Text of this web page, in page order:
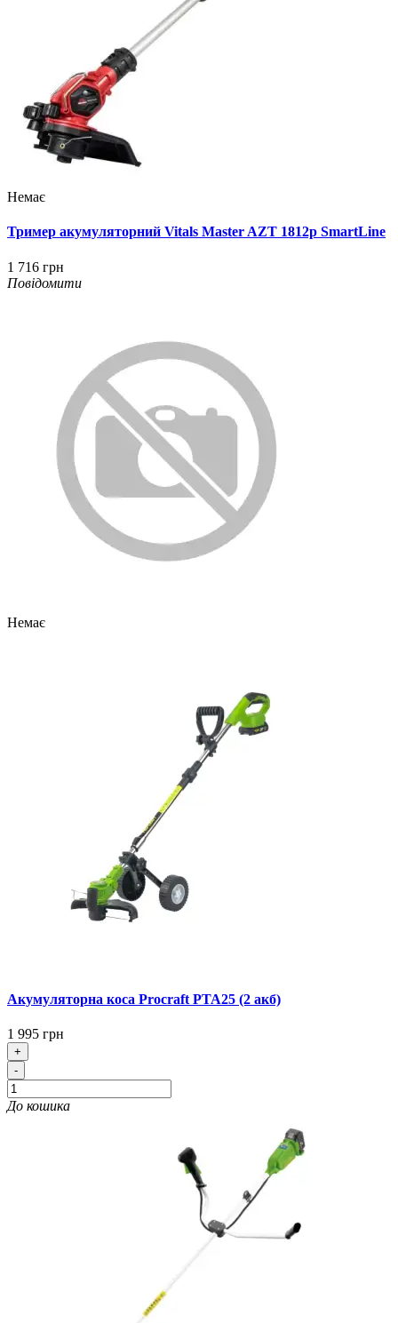
Немає
Тример акумуляторний Vitals Master AZT 1812p SmartLine
1 716 грн
Повідомити
Немає
Акумуляторна коса Procraft PTA25 (2 акб)
1 995 грн
+
-
До кошика